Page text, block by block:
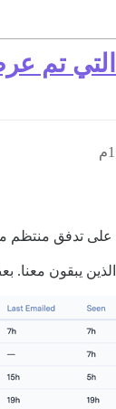
تم
على تدفق منتظم
يبقون معنا.